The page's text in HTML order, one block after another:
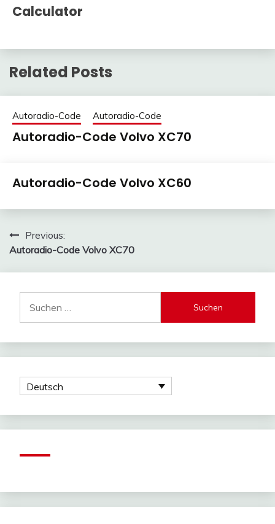
Calculator
Related Posts
Autoradio-Code Autoradio-Code
Autoradio-Code Volvo XC70
März
Autoradio-Code Volvo XC60
2021
Beitragsnavigation
Previous:
Autoradio-Code Volvo XC70
nach:
Deutsch